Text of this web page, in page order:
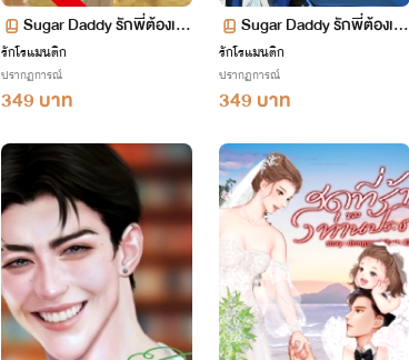
Sugar Daddy รักพี่ต้องเรีย
กพ่อ (Super Special)
รักโรแมนติก
ปรากฏการณ์
349 บาท
Sugar Daddy รักพี่ต้องเรีย
กพ่อ
รักโรแมนติก
ปรากฏการณ์
349 บาท